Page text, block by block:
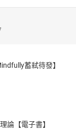
句子結構外，我們
礎。
，涵蓋不同主題。
效提升寫作能力。
實力。
涵蓋實用的寫作技
含多種文體，包括
圖表寫作等。透過
與邏輯思考能力。
蓄弒待發】
論【電子書】